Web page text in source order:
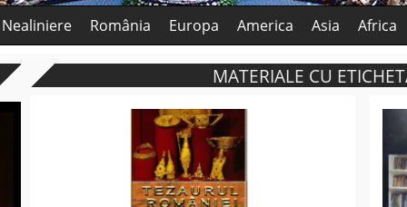
România Europa America Asia Africa
MATERIALE CU